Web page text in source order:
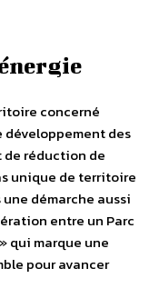
concerné
développement des
réduction de
unique de territoire
démarche aussi
entre un Parc
qui marque une
pour avancer